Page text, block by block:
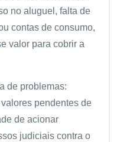
no aluguel, falta de
contas de consumo,
valor para cobrir a
de problemas:
pendentes de
de acionar
judiciais contra o